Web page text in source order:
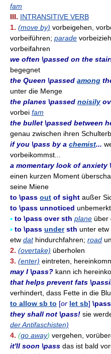
fam
III. INTRANSITIVE VERB
1. (move by) vorbeigehen,
vorbeiführen; parade
vorbeifahren
we often \passed on the
begegnet
the Queen \passed among
unter die Menge
the planes \passed noisily
vorbei fam
the bullet \passed between
genau zwischen ihren
if you \pass by a chemist...
vorbeikommst...
a momentary look of anxiety
einen kurzen Moment
seine Miene
to \pass out of sight außer
to \pass unnoticed
▪ to \pass over sth plane über
▪ to \pass understh unter etw
etw dathindurchfahren; road
2. (overtake) überholen
3. (enter) eintreten,
may I \pass? kann ich
that helps prevent fats
verhindert, dass Fette in die
to allow sb to [or let sb] \pass
they shall not \pass! sie
der Antifaschisten)
4. (go away) vergehen,
it'll soon \pass das ist bald